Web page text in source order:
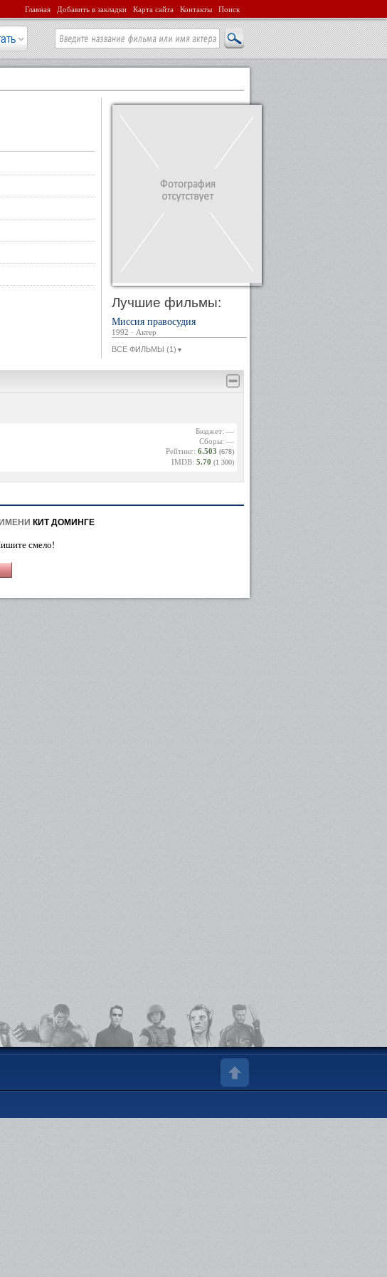
Главная Добавить в закладки Карта сайта Контакты Поиск
Лучшие фильмы:
Миссия правосудия
1992 · Актер
ВСЕ ФИЛЬМЫ (1) ▼
Бюджет: —
Сборы: —
Рейтинг: 6.503 (678)
IMDB: 5.70 (1 300)
КИТ ДОМИНГЕ
смело!